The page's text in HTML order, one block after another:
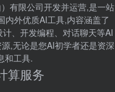
有限公司开发并运营,是一站
内外优质AI工具,内容涵盖了
、开发编程、对话聊天等AI
,无论是您AI初学者还是资深
和工具.
算服务